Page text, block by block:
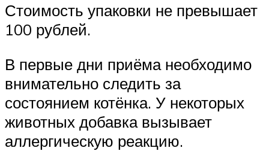
Стоимость упаковки не превышает
100 рублей.
В первые дни приёма необходимо
внимательно следить за
состоянием котёнка. У некоторых
животных добавка вызывает
аллергическую реакцию.